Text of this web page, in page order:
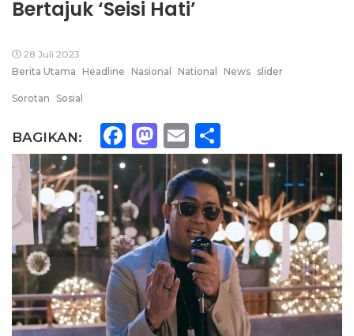
Bertajuk ‘Seisi Hati’
28 Juli 2023
Berita Utama
Headline Nasional National News slider
Sorotan Sosial
BAGIKAN: Facebook
Mastodon
Email